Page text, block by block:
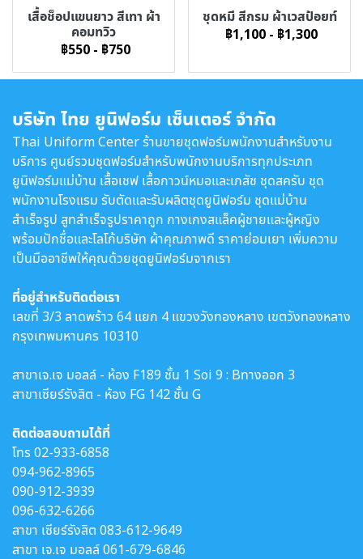
เสื้อช็อปแขนยาว สีเทา ผ้า
คอมทวิว
฿550 - ฿750
ชุดหมี สีกรม ผ้าเวสป้อยท์
฿1,100 - ฿1,300
บริษัท ไทย ยูนิฟอร์ม เซ็นเตอร์ จำกัด
Thai Uniform Center ร้านขายชุดฟอร์มพนักงานสำหรับงาน
บริการ ศูนย์รวมชุดฟอร์มสำหรับพนักงานบริการทุกประเภท
ยูนิฟอร์มแม่บ้าน เสื้อเชฟ เสื้อกาวน์หมอและเภสัช ชุดสครับ ชุด
พนักงานโรงแรม รับตัดและรับผลิตชุดยูนิฟอร์ม ชุดแม่บ้าน
สำเร็จรูป สูทสำเร็จรูปราคาถูก กางเกงสแล็คผู้ชายและผู้หญิง
พร้อมปักชื่อและโลโก้บริษัท ผ้าคุณภาพดี ราคาย่อมเยา เพิ่มความ
เป็นมืออาชีพให้คุณด้วยชุดยูนิฟอร์มจากเรา
ที่อยู่สำหรับติดต่อเรา
เลขที่ 3/3 ลาดพร้าว 64 แยก 4 แขวงวังทองหลาง เขตวังทองหลาง
กรุงเทพมหานคร 10310
สาขาเจ.เจ มอลล์ - ห้อง F189 ชั้น 1 Soi 9 : Bทางออก 3
สาขาเซียร์รังสิต - ห้อง FG 142 ชั้น G
ติดต่อสอบถามได้ที่
โทร02-933-6858
094-962-8965
090-912-3939
096-632-6266
สาขา เซียร์รังสิต 083-612-9649
สาขา เจ.เจ มอลล์061-679-6846